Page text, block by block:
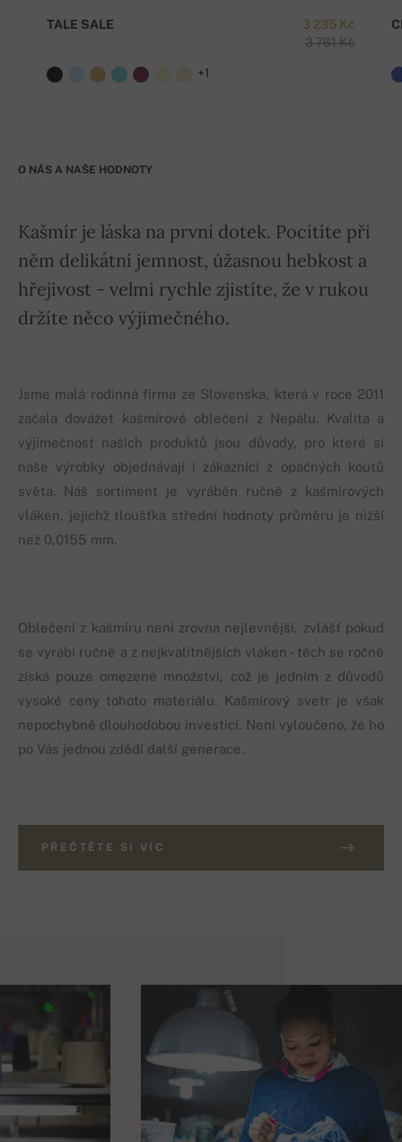
3 235 Kč
3 761 Kč
TALE SALE
+1
O NÁS A NAŠE HODNOTY
Kašmír je láska na první dotek. Pocítíte při
něm delikátní jemnost, úžasnou hebkost a
hřejivost - velmi rychle zjistíte, že v rukou
držíte něco výjimečného.
Jsme malá rodinná firma ze Slovenska, která v roce 2011
začala dovážet kašmírové oblečení z Nepálu. Kvalita a
výjimečnost našich produktů jsou důvody, pro které si
naše výrobky objednávají i zákazníci z opačných koutů
světa. Náš sortiment je vyráběn ručně z kašmírových
vláken, jejichž tloušťka střední hodnoty průměru je nižší
než 0,0155 mm.
Oblečení z kašmíru není zrovna nejlevnější, zvlášť pokud
se vyrábí ručně a z nejkvalitnějších vláken - těch se ročně
získá pouze omezené množství, což je jedním z důvodů
vysoké ceny tohoto materiálu. Kašmírový svetr je však
nepochybně dlouhodobou investicí. Není vyloučeno, že ho
po Vás jednou zdědí další generace.
PŘEČTĚTE SI VÍC